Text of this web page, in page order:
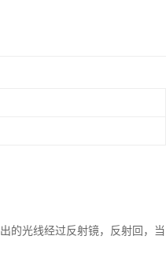
的光线经过反射镜，反射回，当